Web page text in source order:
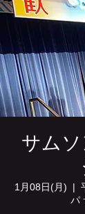
サム
1月08日(月)
  |
パ